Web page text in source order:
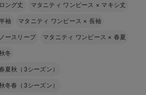
ロング丈 マタニティ ワンピース × マキシ丈
袖 マタニティ ワンピース × 長袖
ノースリーブ マタニティ ワンピース × 春夏
冬
夏秋（3シーズン）
冬春（3シーズン）